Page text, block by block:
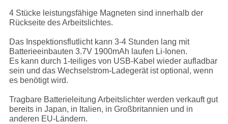
4 Stücke leistungsfähige Magneten sind innerhalb der
Rückseite des Arbeitslichtes.
Das Inspektionsflutlicht kann 3-4 Stunden lang mit
Batterieeinbauten 3.7V 1900mAh laufen Li-Ionen.
Es kann durch 1-teiliges von USB-Kabel wieder aufladbar
sein und das Wechselstrom-Ladegerät ist optional, wenn
es benötigt wird.
Tragbare Batterieleitung Arbeitslichter werden verkauft gut
bereits in Japan, in Italien, in Großbritannien und in
anderen EU-Ländern.